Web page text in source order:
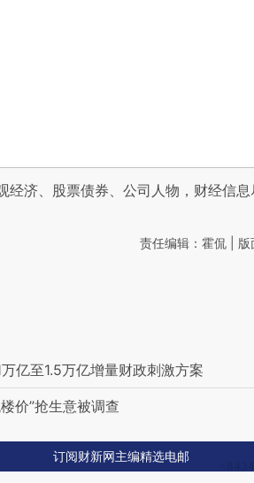
经济、股票债券、公司人物，财经信息
责任编辑：霍侃 | 版
亿至1.5万亿增量财政刺激方案
价”抢生意被调查
订阅财新网主编精选电邮